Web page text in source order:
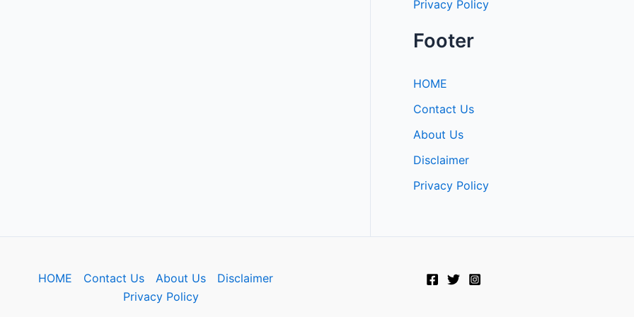
Privacy Policy
Footer
HOME
Contact Us
About Us
Disclaimer
Privacy Policy
HOME Contact Us About Us
Disclaimer
Privacy Policy